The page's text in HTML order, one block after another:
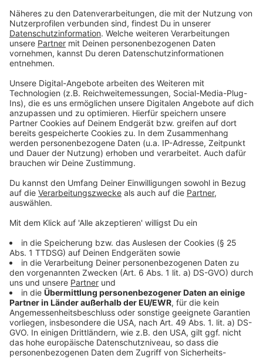
angenommen. Hier gilt: Nur abgeschmückte Bäume
werden entsorgt.
Anzeige
Alternative Entsorgungsmöglichkeiten
Anzeige
Den Weihnachtsbaum spenden oder recyceln geht nur
begrenzt. Zoos und Reiterhöfe nehmen nur noch
Probleme mit Lametta oder Draht, der in den Tannen
zurückgeblieben ist. Deswegen immer vorher
nachfragen, ob Spenden angenommen werden.
Alternativ kann man seinem Baum selbst
kompostieren. Dazu sollte er aber kleingemacht
werden. Zweige und Äste auf einem Haufen bilden
dann oft auch gute Verstecke für Kleintiere, wie Igel,
Spitzmäuse oder Käfer.
Anzeige